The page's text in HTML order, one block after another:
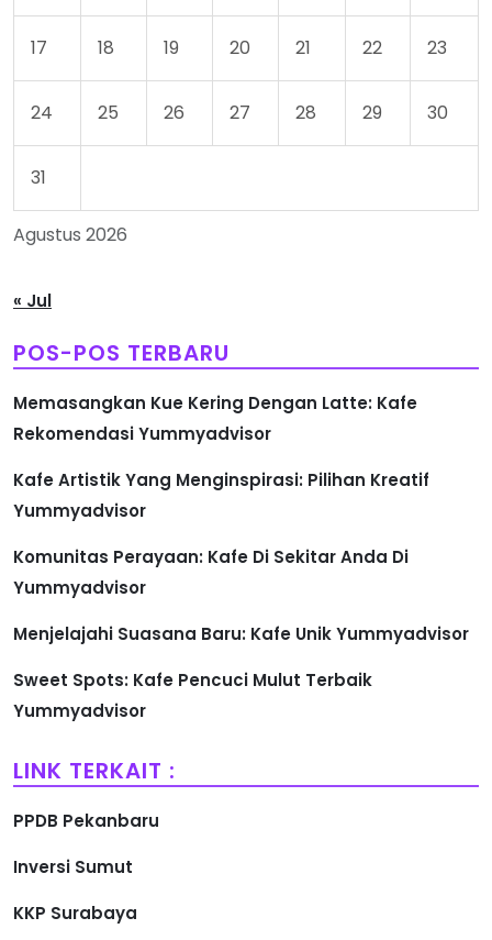
Agustus 2026
17 18 19 20 21 22 23
24 25 26 27 28 29 30
31
« Jul
POS-POS TERBARU
Memasangkan Kue Kering Dengan Latte: Kafe
Rekomendasi Yummyadvisor
Kafe Artistik Yang Menginspirasi: Pilihan Kreatif
Yummyadvisor
Komunitas Perayaan: Kafe Di Sekitar Anda Di
Yummyadvisor
Menjelajahi Suasana Baru: Kafe Unik Yummyadvisor
Sweet Spots: Kafe Pencuci Mulut Terbaik
Yummyadvisor
LINK TERKAIT :
PPDB Pekanbaru
Inversi Sumut
KKP Surabaya